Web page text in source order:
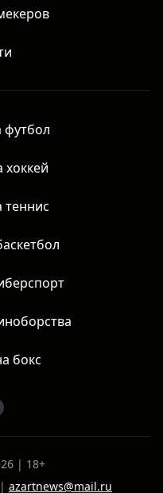
футбол
теннис
бокс
| 18+
azartnews@mail.ru